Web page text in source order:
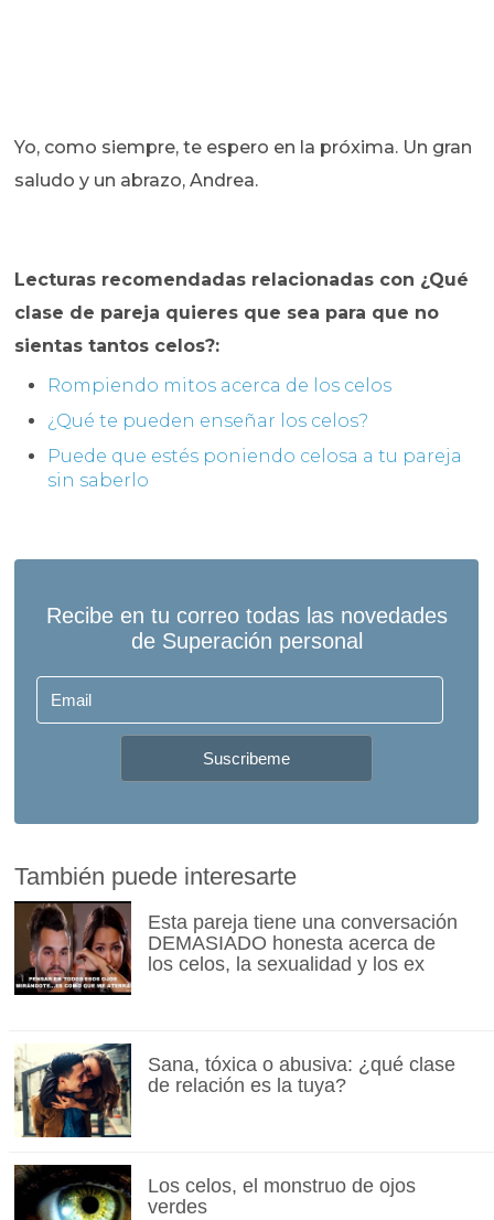
Yo, como siempre, te espero en la próxima. Un gran
saludo y un abrazo, Andrea.
Lecturas recomendadas relacionadas con ¿Qué
clase de pareja quieres que sea para que no
sientas tantos celos?:
Rompiendo mitos acerca de los celos
¿Qué te pueden enseñar los celos?
Puede que estés poniendo celosa a tu pareja
sin saberlo
También puede interesarte
Esta pareja tiene una conversación
DEMASIADO honesta acerca de
los celos, la sexualidad y los ex
Sana, tóxica o abusiva: ¿qué clase
de relación es la tuya?
Los celos, el monstruo de ojos
verdes